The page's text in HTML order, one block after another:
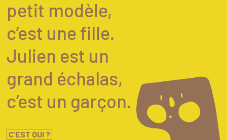
petit modèle,
c’est une fille.
Julien est un
grand échalas,
c’est un garçon.
C’EST QUI ?